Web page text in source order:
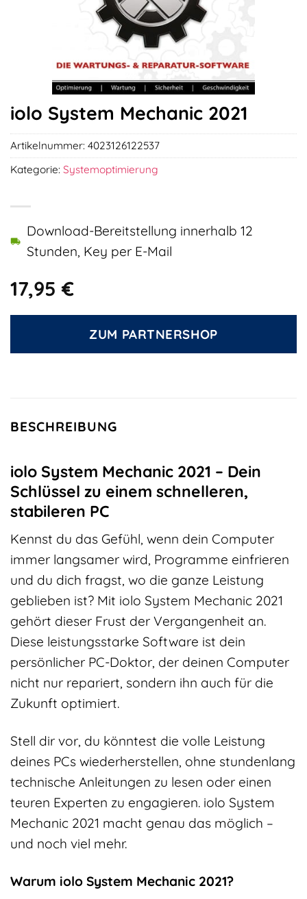
iolo System Mechanic 2021
17,95€
Download-Bereitstellung innerhalb 12
Stunden, Key per E-Mail
ZUM PARTNERSHOP
Artikelnummer: 4023126122537
Kategorie: Systemoptimierung
BESCHREIBUNG
iolo System Mechanic 2021 – Dein
Schlüssel zu einem schnelleren,
stabileren PC
Kennst du das Gefühl, wenn dein Computer
immer langsamer wird, Programme einfrieren
und du dich fragst, wo die ganze Leistung
geblieben ist? Mit iolo System Mechanic 2021
gehört dieser Frust der Vergangenheit an.
Diese leistungsstarke Software ist dein
persönlicher PC-Doktor, der deinen Computer
nicht nur repariert, sondern ihn auch für die
Zukunft optimiert.
Stell dir vor, du könntest die volle Leistung
deines PCs wiederherstellen, ohne stundenlang
technische Anleitungen zu lesen oder einen
teuren Experten zu engagieren. iolo System
Mechanic 2021 macht genau das möglich –
und noch viel mehr.
Warum iolo System Mechanic 2021?